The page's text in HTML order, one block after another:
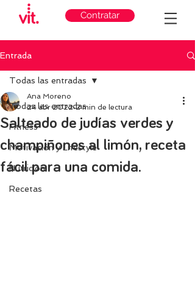
Contratar
Entrada
Todas las entradas
Fitness
Motivación y Lifestyle
Nutricion
Recetas
Todas las entradas
Salteado de judías verdes y
champiñones al limón, receta
fácil para una comida.
Ana Moreno
24 abr 2022 2 min de lectura